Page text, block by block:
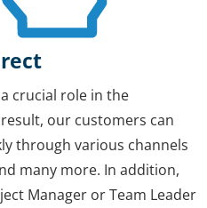
crucial role in the
our customers can
through various channels
many more. In addition,
Manager or Team Leader